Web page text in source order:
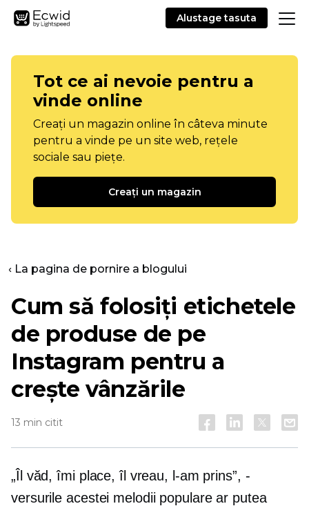
Alustage tasuta
Tot ce ai nevoie pentru a
vinde online
Creați un magazin online în câteva minute
pentru a vinde pe un site web, rețele
sociale sau piețe.
Creați un magazin
‹ La pagina de pornire a blogului
Cum să folosiți etichetele
de produse de pe
Instagram pentru a
crește vânzările
13 min citit
„Îl văd, îmi place, îl vreau, l-am prins”, -
versurile acestei melodii populare ar putea